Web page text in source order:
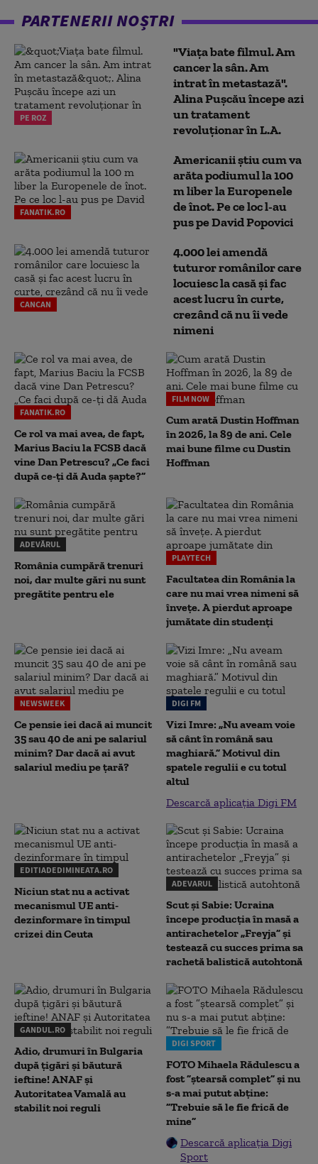
PARTENERII NOȘTRI
PE ROZ
"Viața bate filmul. Am
cancer la sân. Am
intrat în metastază".
Alina Pușcău începe azi
un tratament
revoluționar în L.A.
FANATIK.RO
Americanii știu cum va
arăta podiumul la 100
m liber la Europenele
de înot. Pe ce loc l-au
pus pe David Popovici
CANCAN
4.000 lei amendă
tuturor românilor care
locuiesc la casă și fac
acest lucru în curte,
crezând că nu îi vede
nimeni
FANATIK.RO
Ce rol va mai avea, de fapt,
Marius Baciu la FCSB dacă
vine Dan Petrescu? „Ce faci
după ce-ți dă Auda șapte?”
FILM NOW
Cum arată Dustin Hoffman
în 2026, la 89 de ani. Cele
mai bune filme cu Dustin
Hoffman
ADEVĂRUL
România cumpără trenuri
noi, dar multe gări nu sunt
pregătite pentru ele
PLAYTECH
Facultatea din România la
care nu mai vrea nimeni să
înveţe. A pierdut aproape
jumătate din studenţi
NEWSWEEK
Ce pensie iei dacă ai muncit
35 sau 40 de ani pe salariul
minim? Dar dacă ai avut
salariul mediu pe țară?
DIGI FM
Vizi Imre: „Nu aveam voie
să cânt în română sau
maghiară.” Motivul din
spatele regulii e cu totul
altul
Descarcă aplicația Digi FM
EDITIADEDIMINEATA.RO
Niciun stat nu a activat
mecanismul UE anti-
dezinformare în timpul
crizei din Ceuta
ADEVARUL
Scut și Sabie: Ucraina
începe producția în masă a
antirachetelor „Freyja” și
testează cu succes prima sa
rachetă balistică autohtonă
GANDUL.RO
Adio, drumuri în Bulgaria
după țigări și băutură
ieftine! ANAF și
Autoritatea Vamală au
stabilit noi reguli
DIGI SPORT
FOTO Mihaela Rădulescu a
fost ”ștearsă complet” și nu
s-a mai putut abține:
”Trebuie să le fie frică de
mine”
Descarcă aplicația Digi
Sport